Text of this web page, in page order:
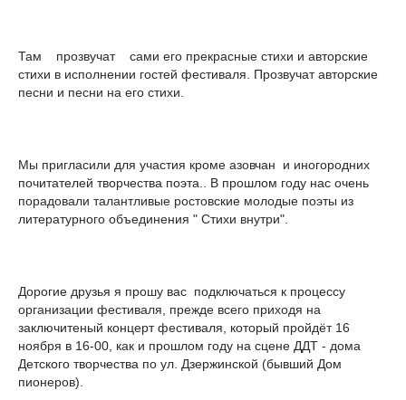
Там прозвучат сами его прекрасные стихи и авторские
стихи в исполнении гостей фестиваля. Прозвучат авторские
песни и песни на его стихи.
Мы пригласили для участия кроме азовчан и иногородних
почитателей творчества поэта.. В прошлом году нас очень
порадовали талантливые ростовские молодые поэты из
литературного объединения " Стихи внутри".
Дорогие друзья я прошу вас подключаться к процессу
организации фестиваля, прежде всего приходя на
заключитеный концерт фестиваля, который пройдёт 16
ноября в 16-00, как и прошлом году на сцене ДДТ - дома
Детского творчества по ул. Дзержинской (бывший Дом
пионеров).